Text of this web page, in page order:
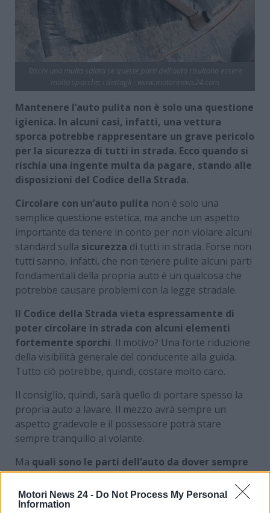
Motori News 24 - Do Not Process My Personal
Information
Mantenere l’auto pulita non è solo una questione
igienica. In alcuni casi, infatti, una vettura
sporca potrebbe rappresentare un grave pericolo
per la sicurezza di tutti in strada. Ecco quando si
rischia una ingente multa da pagare, stando alle
disposizioni del Codice della Strada.
Circolare con un’auto pulita non è solo una
semplice questione estetica, ma anche un aspetto
importante da tenere in conto per non violare alcuni
standard sulla sicurezza di tutti in strada. Forse non
tutti sanno, infatti, che non tenere pulite alcuni parti
fondamentali della propria auto è un qualcosa che
potrebbe causare problemi con la legge stradale.
Il Codice della Strada vieta espressamente di
poter circolare in strada con alcuni elementi
fortemente sporchi. Il motivo? Una forte riduzione
della visibilità generale del conducente alla guida.
Tutto ciò potrebbe, quindi, costare molto caro.
Il consiglio, quindi, sarà quello di portare spesso la
propria auto a lavare. Il mezzo avrà sempre un
aspetto gradevole e il possessore potrà stare
sempre tranquillo al volante.
Ma quali sono le parti dell’auto da dover sempre
mantenere pulite per non dover fare i conti con
multe fino a 344 euro?Nelle prossime righe
analizzeremo la situazione al meglio e indicheremo a